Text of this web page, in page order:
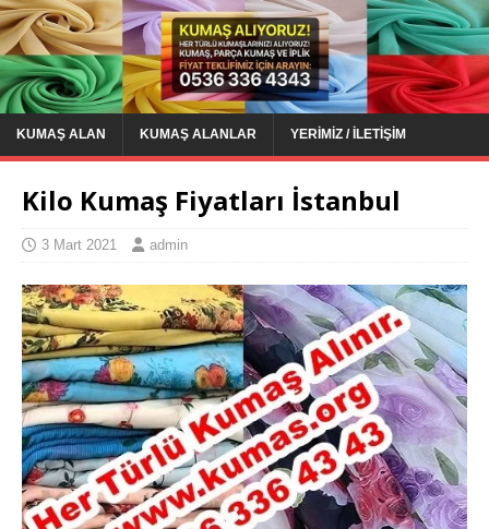
KUMAŞ ALAN KUMAŞ ALANLAR YERIMIZ / İLETIŞIM
Kilo Kumaş Fiyatları İstanbul
3 Mart 2021 admin